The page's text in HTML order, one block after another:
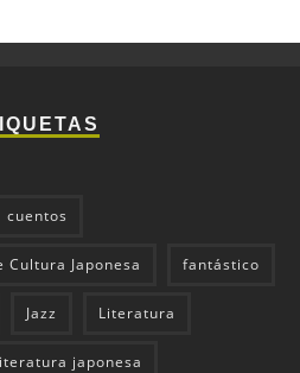
cuentos
Japonesa fantástico
Jazz Literatura
japonesa